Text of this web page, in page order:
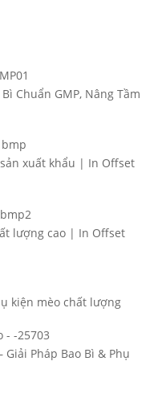
Chuẩn GMP, Nâng Tầm
xuất khẩu | In Offset
lượng cao | In Offset
kiện mèo chất lượng
Giải Pháp Bao Bì & Phụ